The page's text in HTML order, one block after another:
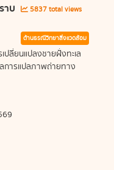
าบ
5837 total views
ด้านธรณีวิทยาสิ่งแวดล้อม
ลี่ยนแปลงชายฝั่งทะเล
การแปลภาพถ่ายทาง